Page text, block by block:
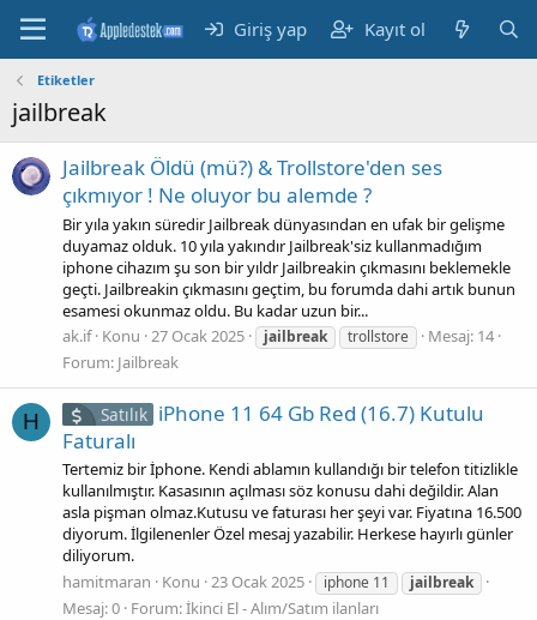
Giriş yap Kayıt ol
Etiketler
jailbreak
Jailbreak Öldü (mü?) & Trollstore'den ses
çıkmıyor ! Ne oluyor bu alemde ?
Bir yıla yakın süredir Jailbreak dünyasından en ufak bir gelişme
duyamaz olduk. 10 yıla yakındır Jailbreak'siz kullanmadığım
iphone cihazım şu son bir yıldr Jailbreakin çıkmasını beklemekle
geçti. Jailbreakin çıkmasını geçtim, bu forumda dahi artık bunun
esamesi okunmaz oldu. Bu kadar uzun bir...
ak.if Konu 27 Ocak 2025 jailbreak trollstore
Mesaj: 14
Forum: Jailbreak
H Satılık iPhone 11 64 Gb Red (16.7) Kutulu
Faturalı
Tertemiz bir İphone. Kendi ablamın kullandığı bir telefon titizlikle
kullanılmıştır. Kasasının açılması söz konusu dahi değildir. Alan
asla pişman olmaz.Kutusu ve faturası her şeyi var. Fiyatına 16.500
diyorum. İlgilenenler Özel mesaj yazabilir. Herkese hayırlı günler
diliyorum.
hamitmaran
Konu 23 Ocak 2025 iphone 11 jailbreak
Mesaj: 0 Forum:İkinci El - Alım/Satım ilanları